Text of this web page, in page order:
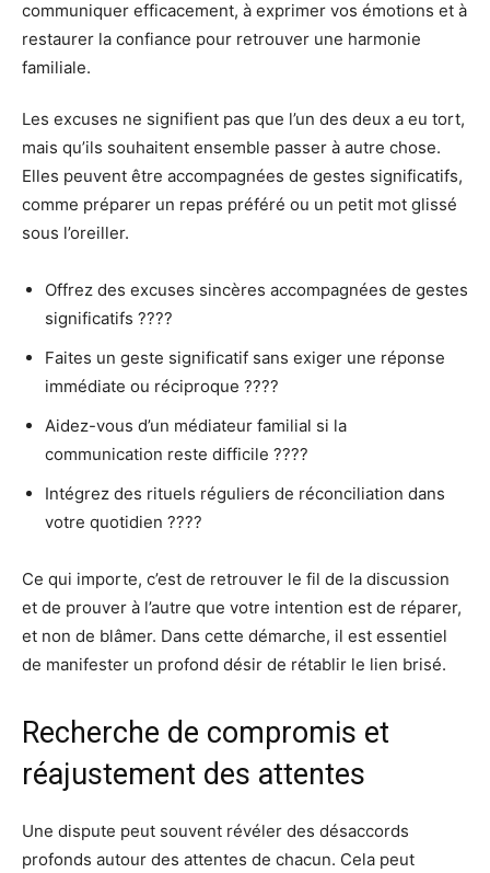
Les excuses ne signifient pas que l’un des deux a eu tort,
mais qu’ils souhaitent ensemble passer à autre chose.
Elles peuvent être accompagnées de gestes significatifs,
comme préparer un repas préféré ou un petit mot glissé
sous l’oreiller.
Offrez des excuses sincères accompagnées de gestes
significatifs ????
Faites un geste significatif sans exiger une réponse
immédiate ou réciproque ????
Aidez-vous d’un médiateur familial si la
communication reste difficile ????
Intégrez des rituels réguliers de réconciliation dans
votre quotidien ????
Ce qui importe, c’est de retrouver le fil de la discussion
et de prouver à l’autre que votre intention est de réparer,
et non de blâmer. Dans cette démarche, il est essentiel
de manifester un profond désir de rétablir le lien brisé.
Recherche de compromis et
réajustement des attentes
Une dispute peut souvent révéler des désaccords
profonds autour des attentes de chacun. Cela peut